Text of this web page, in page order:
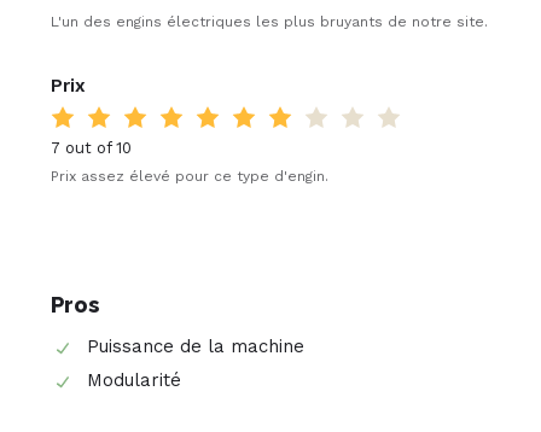
L'un des engins électriques les plus bruyants de notre site.
Prix
7 out of 10
Prix assez élevé pour ce type d'engin.
Pros
Puissance de la machine
Modularité